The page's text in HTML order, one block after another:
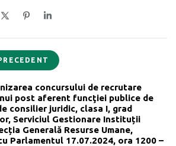
concursului de recrutare
post aferent funcţiei publice de
consilier juridic, clasa I, grad
Serviciul Gestionare Instituții
Generală Resurse Umane,
Parlamentul 17.07.2024, ora 1200 –